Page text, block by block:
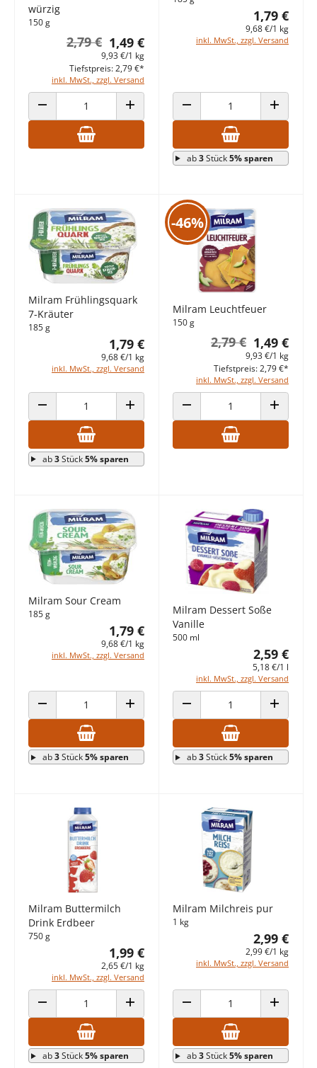
würzig
150 g
1,49 €
2,79 €
9,93 €/1 kg
inkl. MwSt., zzgl. Versand
Tiefstpreis: 2,79 €*
ANZAHL VERRINGERN ANZAHL ERHÖHEN
1,79 €
9,68 €/1 kg
inkl. MwSt., zzgl. Versand
ANZAHL VERRINGERN ANZAHL
ab3Stück5% sparen
Milram Frühlingsquark
7-Kräuter
185 g
1,79 €
9,68 €/1 kg
inkl. MwSt., zzgl. Versand
ANZAHL VERRINGERN ANZAHL ERHÖHEN
ab3Stück5% sparen
-46%
Milram Leuchtfeuer
150 g
1,49 €
2,79 €
9,93 €/1 kg
inkl. MwSt., zzgl. Versand
Tiefstpreis: 2,79 €*
ANZAHL VERRINGERN ANZAHL
Milram Sour Cream
185 g
1,79 €
9,68 €/1 kg
inkl. MwSt., zzgl. Versand
ANZAHL VERRINGERN ANZAHL ERHÖHEN
ab3Stück5% sparen
Milram Dessert Soße
Vanille
500 ml
2,59 €
5,18 €/1 l
inkl. MwSt., zzgl. Versand
ANZAHL VERRINGERN ANZAHL
ab3Stück5% sparen
Milram Buttermilch
Drink Erdbeer
750 g
1,99 €
2,65 €/1 kg
inkl. MwSt., zzgl. Versand
ANZAHL VERRINGERN ANZAHL ERHÖHEN
ab3Stück5% sparen
Milram Milchreis pur
1 kg
2,99 €
2,99 €/1 kg
inkl. MwSt., zzgl. Versand
ANZAHL VERRINGERN ANZAHL
ab3Stück5% sparen